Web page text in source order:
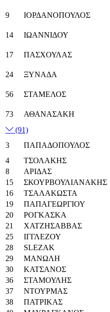
9 ΙΟΡΔΑΝΟΠΟΥΛΟΣ
14 ΙΩΑΝΝΙΔΟΥ
17 ΠΑΣΧΟΥΛΑΣ
24 ΞΥΝΑΔΑ
56 ΣΤΑΜΕΛΟΣ
73 ΑΘΑΝΑΣΑΚΗ
(91)
3
ΠΑΠΑΔΟΠΟΥΛΟΣ
4
ΤΣΟΛΑΚΗΣ
8
ΑΡΙΔΑΣ
15
ΣΚΟΥΡΒΟΥΛΙΑΝΑΚΗΣ
16
ΤΣΑΛΑΚΩΣΤΑ
19
ΠΑΠΑΓΕΩΡΓΙΟΥ
20
ΡΟΓΚΑΣΚΑ
21
ΧΑΤΖΗΣΑΒΒΑΣ
25
ΙΓΓΛΕΖΟΥ
28
SLEZAK
29
ΜΑΝΩΛΗ
30
ΚΑΤΣΑΝΟΣ
36
ΣΤΑΜΟΥΛΗΣ
37
ΝΤΟΥΡΜΑΣ
38
ΠΑΤΡΙΚΑΣ